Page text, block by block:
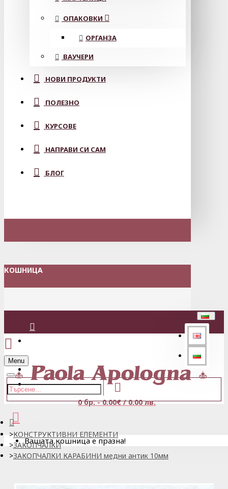
ОПАКОВКИ
ОРГАНЗА
ВАУЧЕРИ
НОВИ ПРОДУКТИ
ПОЛЕЗНО
КУРСОВЕ
НАПРАВИ СИ САМ
БЛОГ
КОШНИЦА
Регистрация
Menu
0 бр. - 0.00€ / 0.00 лв.
Вашата кошница е празна!
КОНСТРУКТИВНИ ЕЛЕМЕНТИ
ЗАКОПЧАЛКИ
ЗАКОПЧАЛКИ КАРАБИНИ медни антик 10мм